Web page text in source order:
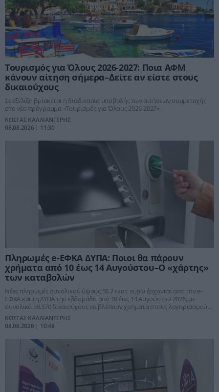
Τουρισμός για Όλους 2026-2027: Ποια ΑΦΜ
κάνουν αίτηση σήμερα–Δείτε αν είστε στους
δικαιούχους
Σε εξέλιξη βρίσκεται η διαδικασία υποβολής των αιτήσεων συμμετοχής
στο νέο πρόγραμμα «Τουρισμός για Όλους 2026-2027».
ΚΩΣΤΑΣ ΚΑΛΛΙΑΝΤΕΡΗΣ
08.08.2026 | 11:30
Πληρωμές e-ΕΦΚΑ ΔΥΠΑ: Ποιοι θα πάρουν
χρήματα από 10 έως 14 Αυγούστου–Ο «χάρτης»
των καταβολών
Νέες πληρωμές συνολικού ύψους 56,7 εκατ. ευρώ έρχονται από τον e-
ΕΦΚΑ και τη ΔΥΠΑ την εβδομάδα από 10 έως 14 Αυγούστου 2026, με
συνολικά 58.370 δικαιούχους να βλέπουν χρήματα στους λογαριασμούς
τους.
ΚΩΣΤΑΣ ΚΑΛΛΙΑΝΤΕΡΗΣ
08.08.2026 | 10:48